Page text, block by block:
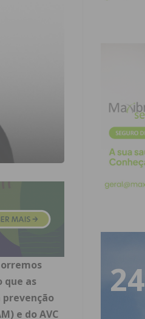
que as
prevenção
e do AVC
24